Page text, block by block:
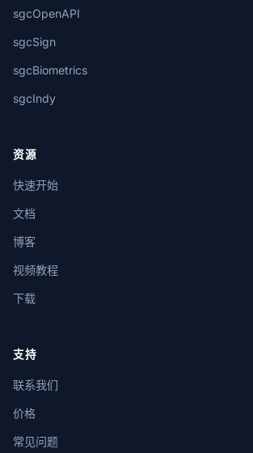
sgcOpenAPI
sgcSign
sgcBiometrics
sgcIndy
资源
快速开始
文档
博客
视频教程
下载
支持
联系我们
价格
常见问题